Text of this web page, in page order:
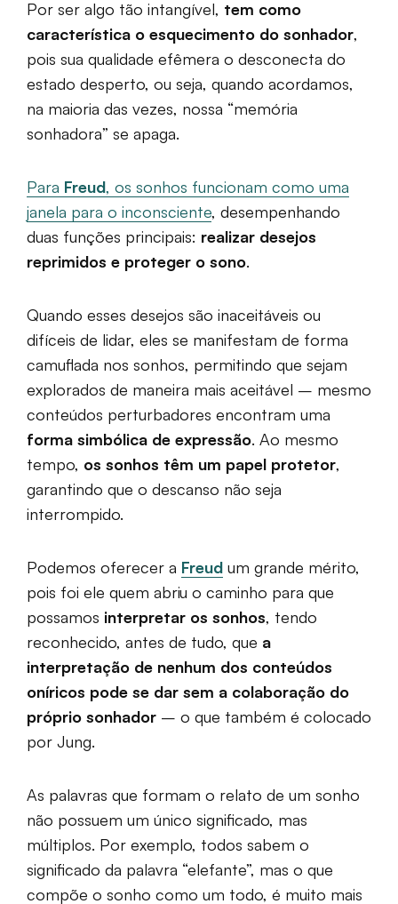
Por ser algo tão intangível, tem como
característica o esquecimento do sonhador,
pois sua qualidade efêmera o desconecta do
estado desperto, ou seja, quando acordamos,
na maioria das vezes, nossa “memória
sonhadora” se apaga.
Para Freud, os sonhos funcionam como uma
janela para o inconsciente, desempenhando
duas funções principais: realizar desejos
reprimidos e proteger o sono.
Quando esses desejos são inaceitáveis ou
difíceis de lidar, eles se manifestam de forma
camuflada nos sonhos, permitindo que sejam
explorados de maneira mais aceitável – mesmo
conteúdos perturbadores encontram uma
forma simbólica de expressão. Ao mesmo
tempo, os sonhos têm um papel protetor,
garantindo que o descanso não seja
interrompido.
Podemos oferecer a Freud um grande mérito,
pois foi ele quem abriu o caminho para que
possamos interpretar os sonhos, tendo
reconhecido, antes de tudo, que a
interpretação de nenhum dos conteúdos
oníricos pode se dar sem a colaboração do
próprio sonhador – o que também é colocado
por Jung.
As palavras que formam o relato de um sonho
não possuem um único significado, mas
múltiplos. Por exemplo, todos sabem o
significado da palavra “elefante”, mas o que
compõe o sonho como um todo, é muito mais